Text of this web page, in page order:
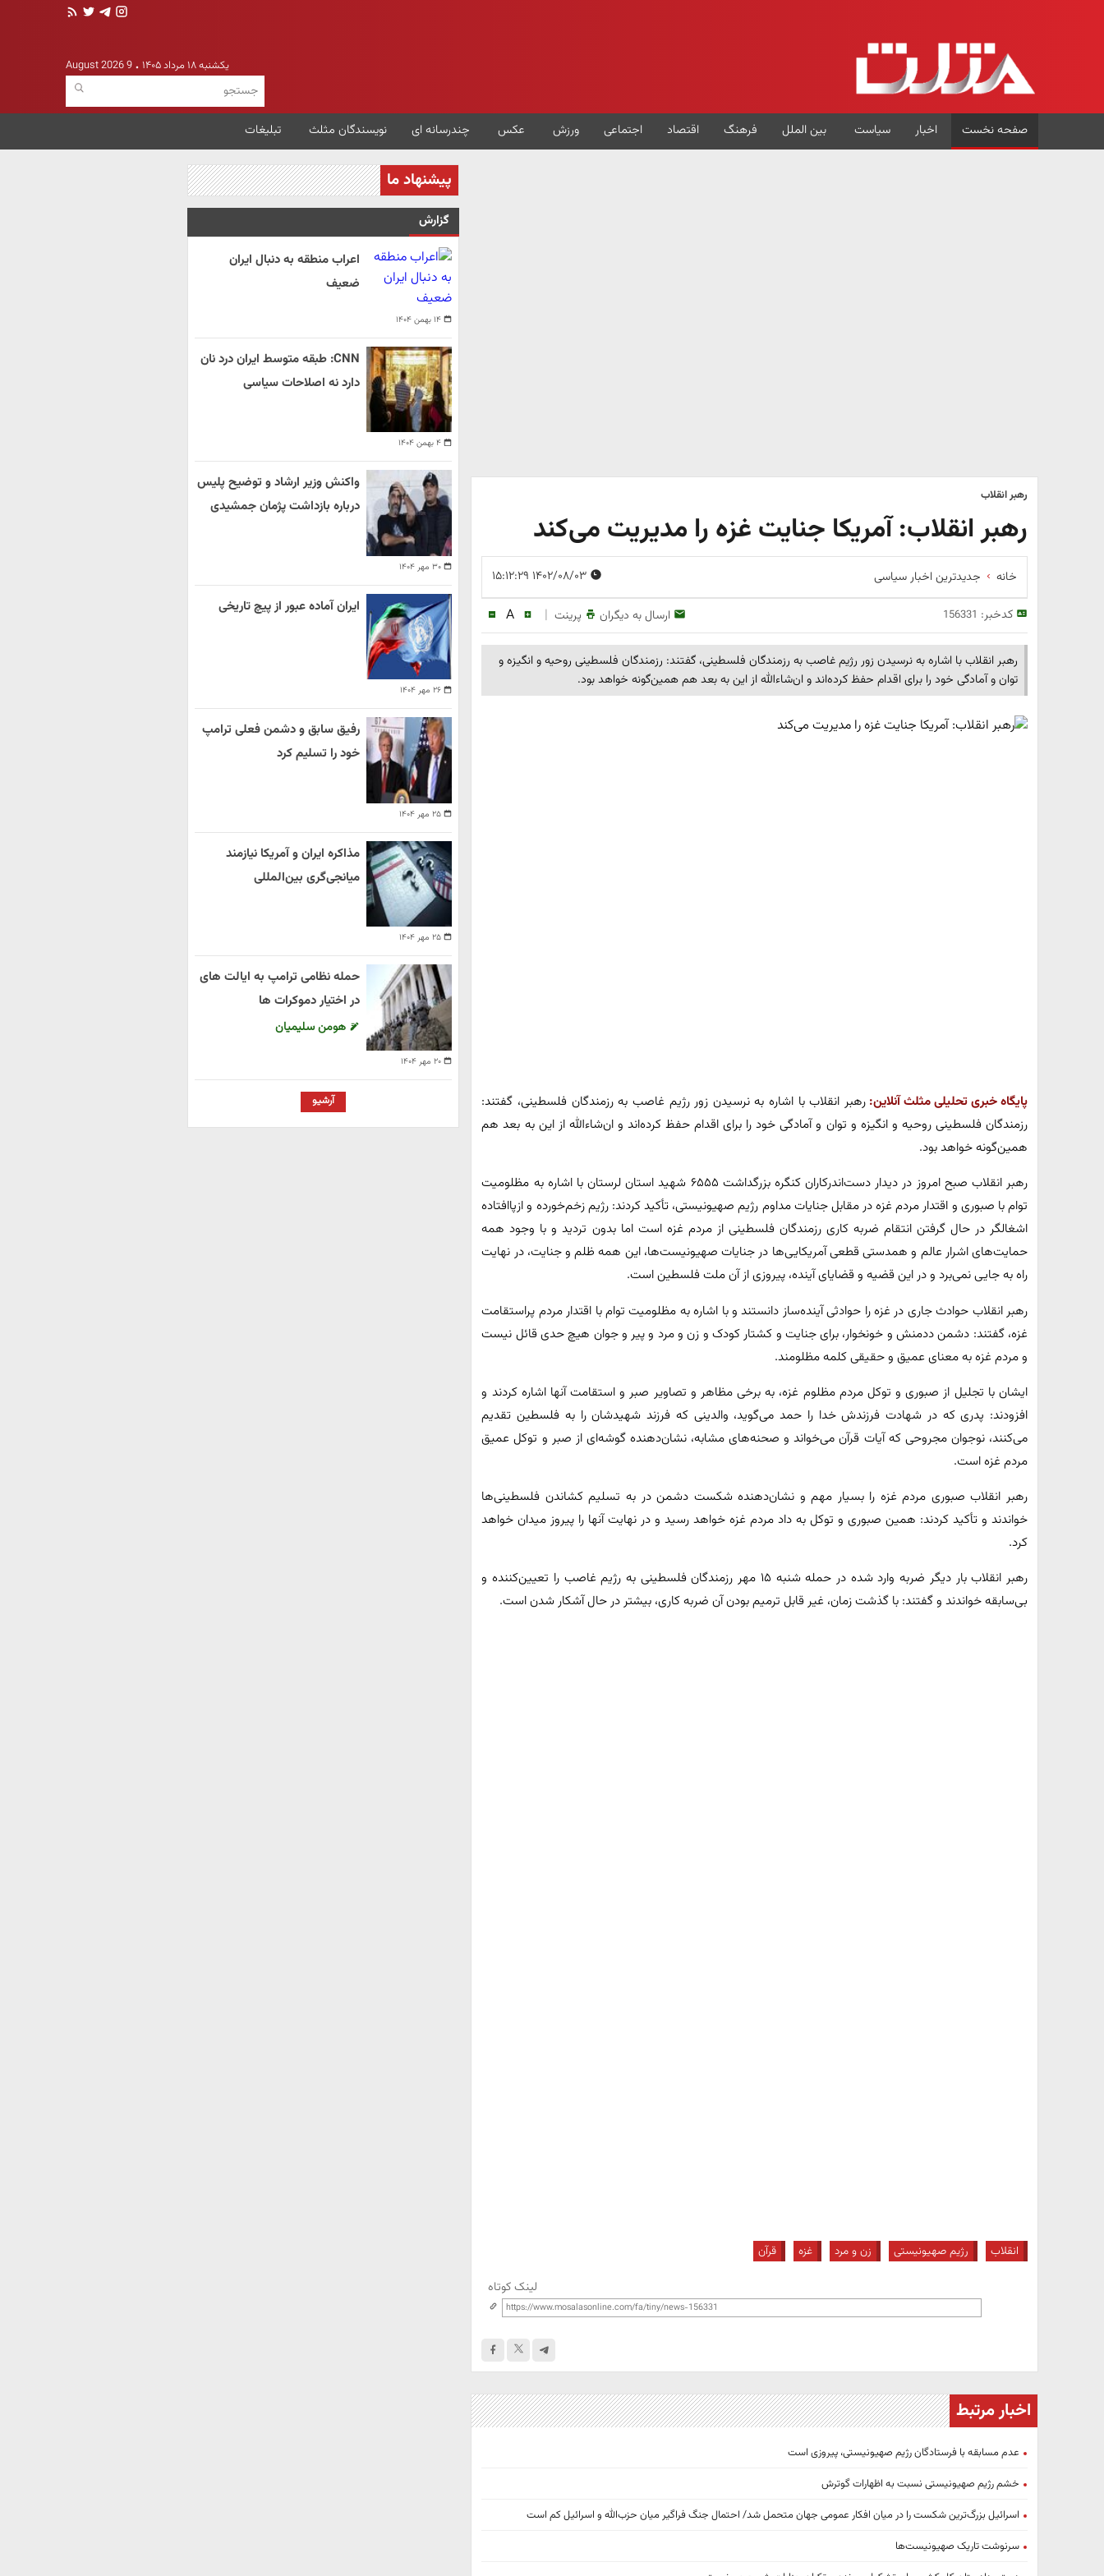
یکشنبه ۱۸ مرداد ۱۴۰۵ 9 August 2026
صفحه نخست اخبار سیاست بین الملل فرهنگ اقتصاد اجتماعی ورزش عکس چندرسانه ای نویسندگان مثلث تبلیغات
رهبر انقلاب
رهبر انقلاب: آمریکا جنایت غزه را مدیریت می‌کند
خانه جدیدترین اخبار سیاسی
کدخبر: 156331 ارسال به دیگران پرینت |
A
رهبر انقلاب با اشاره به نرسیدن زور رژیم غاصب به رزمندگان فلسطینی، گفتند: رزمندگان فلسطینی روحیه و انگیزه و
توان و آمادگی خود را برای اقدام حفظ کرده‌اند و ان‌شاءالله از این به بعد هم همین‌گونه خواهد بود.
پایگاه خبری تحلیلی مثلث آنلاین: رهبر انقلاب با اشاره به نرسیدن زور رژیم غاصب به رزمندگان فلسطینی، گفتند:
رزمندگان فلسطینی روحیه و انگیزه و توان و آمادگی خود را برای اقدام حفظ کرده‌اند و ان‌شاءالله از این به بعد هم
همین‌گونه خواهد بود.
رهبر انقلاب صبح امروز در دیدار دست‌اندرکاران کنگره بزرگداشت ۶۵۵۵ شهید استان لرستان با اشاره به مظلومیت‌
توام با صبوری و اقتدار مردم غزه در مقابل جنایات مداوم رژیم صهیونیستی، تأکید کردند: رژیم زخم‌خورده و ازپاافتاده
اشغالگر در حال گرفتن انتقام ضربه کاری رزمندگان فلسطینی از مردم غزه است اما بدون تردید و با وجود همه
حمایت‌های اشرار عالم و همدستی قطعی آمریکایی‌ها در جنایات صهیونیست‌ها، این همه ظلم و جنایت، در نهایت
راه به جایی نمی‌برد و در این قضیه و قضایای آینده، پیروزی از آن ملت فلسطین است.
رهبر انقلاب حوادث جاری در غزه را حوادثی آینده‌ساز دانستند و با اشاره به مظلومیت توام با اقتدار مردم پراستقامت
غزه، گفتند: دشمن ددمنش و خونخوار، برای جنایت و کشتار کودک و زن و مرد و پیر و جوان هیچ حدی قائل نیست
و مردم غزه به معنای عمیق و حقیقی کلمه مظلومند.
ایشان با تجلیل از صبوری و توکل مردم مظلوم غزه، به برخی مظاهر و تصاویر صبر و استقامت آنها اشاره کردند و
افزودند: پدری که در شهادت فرزندش خدا را حمد می‌گوید، والدینی که فرزند شهیدشان را به فلسطین تقدیم
می‌کنند، نوجوان مجروحی که آیات قرآن می‌خواند و صحنه‌های مشابه، نشان‌دهنده گوشه‌ای از صبر و توکل عمیق
مردم غزه است.
رهبر انقلاب صبوری مردم غزه را بسیار مهم و نشان‌دهنده شکست دشمن در به تسلیم کشاندن فلسطینی‌ها
خواندند و تأکید کردند: همین صبوری و توکل به‌ داد مردم غزه خواهد رسید و در نهایت آنها را پیروز میدان خواهد
کرد.
رهبر انقلاب بار دیگر ضربه وارد شده در حمله شنبه ۱۵ مهر رزمندگان فلسطینی به رژیم غاصب را تعیین‌کننده و
بی‌سابقه خواندند و گفتند: با گذشت زمان، غیر قابل ‌ترمیم بودن آن ضربه کاری، بیشتر در حال آشکار شدن است.
انقلاب رژیم صهیونیستی زن و مرد غزه قرآن
لینک کوتاه
اخبار مرتبط
عدم مسابقه با فرستادگان رژیم صهیونیستی، پیروزی است
خشم رژیم صهیونیستی نسبت به اظهارات گوترش
اسرائیل بزرگ‌ترین شکست را در میان افکار عمومی جهان متحمل شد/ احتمال جنگ فراگیر میان حزب‌الله و اسرائیل کم است
سرنوشت تاریک صهیونیست‌ها
پیشنهاد ما
گزارش
۱۴ بهمن ۱۴۰۴
اعراب منطقه به دنبال ایران
ضعیف
۴ بهمن ۱۴۰۴
CNN: طبقه متوسط ایران درد نان
دارد نه اصلاحات سیاسی
۳۰ مهر ۱۴۰۴
واکنش وزیر ارشاد و توضیح پلیس
درباره بازداشت پژمان جمشیدی
۲۶ مهر ۱۴۰۴
ایران آماده عبور از پیچ تاریخی
۲۵ مهر ۱۴۰۴
رفیق سابق و دشمن فعلی ترامپ
خود را تسلیم کرد
۲۵ مهر ۱۴۰۴
مذاکره ایران و آمریکا نیازمند
میانجی‌گری بین‌المللی
۲۰ مهر ۱۴۰۴
حمله نظامی ترامپ به ایالت های
در اختیار دموکرات ها
هومن سلیمیان
آرشیو